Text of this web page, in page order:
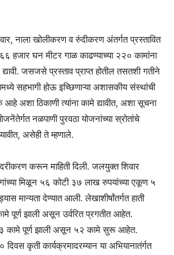
नाला खोलीकरण व रुंदीकरण अंतर्गत प्रस्तावित
हजार घन मीटर गाळ काढण्याच्या २२० कामांना
जसजसे प्रस्ताव प्राप्त होतील तसतशी गतीने
सहभागी होऊ इच्छिणाऱ्या अशासकीय संस्थांची
अशा ठिकाणी त्यांना कामे द्यावीत, अशा सूचना
नळपाणी पुरवठा योजनांच्या स्रोतांचे
असेही ते म्हणाले.
करून माहिती दिली. जलयुक्त शिवार
मिळून ५६ कोटी ३७ लाख रुपयांच्या एकूण ५
मान्यता देण्यात आली. लेखाशीर्षांतर्गत हाती
पूर्ण झाली असून उर्वरित प्रगतीत आहेत.
कामे पूर्ण झाली असून ५२ कामे सुरू आहेत.
कृती कार्यक्रमादरम्यान या अभियानातंर्गत